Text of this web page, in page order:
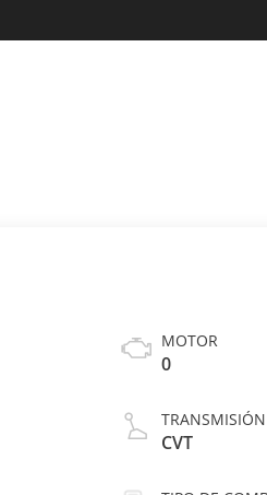
MOTOR
0
TRANSMISIÓN
CVT